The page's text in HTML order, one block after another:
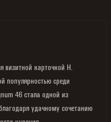
визитной карточкой H.
популярностью среди
46 стала одной из
удачному сочетанию